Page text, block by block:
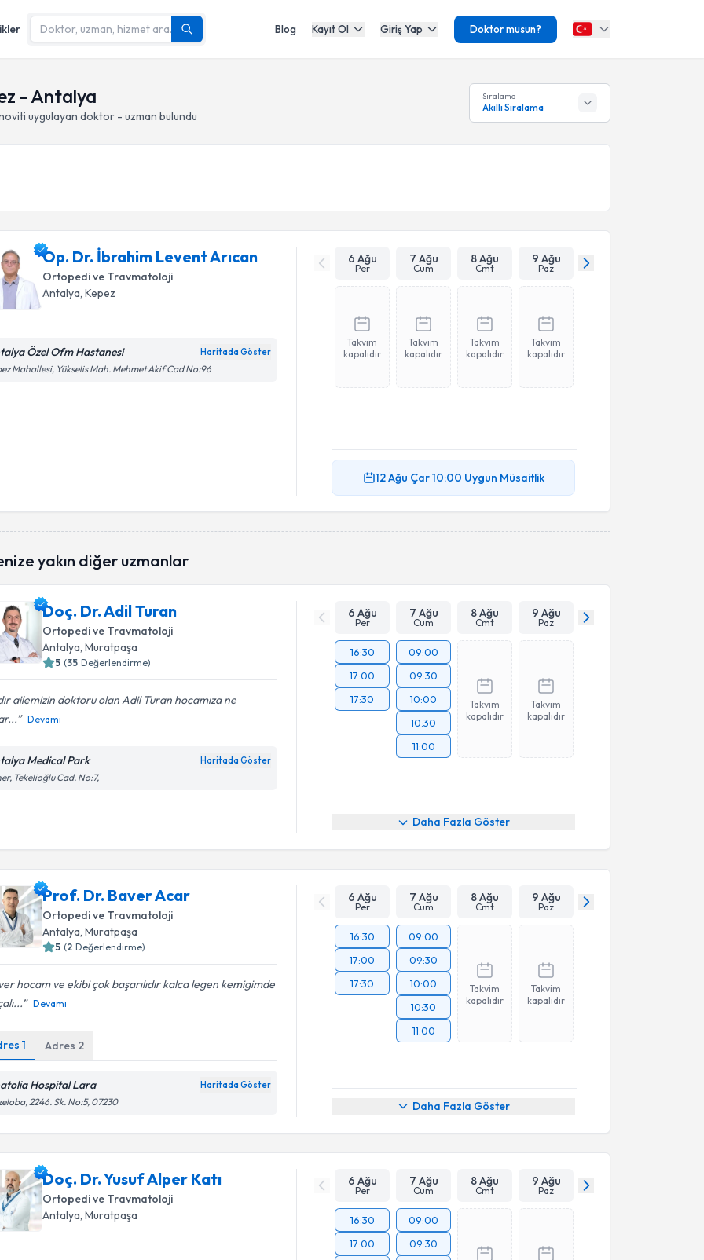
Blog Kayıt Ol Giriş Yap Doktor musun?
- Antalya
uygulayan doktor - uzman bulundu
Sıralama
Akıllı Sıralama
Op. Dr. İbrahim Levent Arıcan
Ortopedi ve Travmatoloji
Antalya, Kepez
Özel Ofm Hastanesi Haritada Göster
Mahallesi, Yükselis Mah. Mehmet Akif Cad No:96
6 Ağu
Per
7 Ağu
Cum
8 Ağu
Cmt
9 Ağu
Paz
Takvim
kapalıdır
Takvim
kapalıdır
Takvim
kapalıdır
Takvim
kapalıdır
12 Ağu Çar10:00 Uygun Müsaitlik
yakın diğer uzmanlar
Doç. Dr. Adil Turan
Ortopedi ve Travmatoloji
Antalya, Muratpaşa
5 (35 Değerlendirme)
ailemizin doktoru olan Adil Turan hocamıza ne
Devamı
Medical Park Haritada Göster
Tekelioğlu Cad. No:7,
6 Ağu
Per
7 Ağu
Cum
8 Ağu
Cmt
9 Ağu
Paz
16:30
17:00
17:30
09:00
09:30
10:00
10:30
11:00
Takvim
kapalıdır
Takvim
kapalıdır
Daha Fazla Göster
Prof. Dr. Baver Acar
Ortopedi ve Travmatoloji
Antalya , Muratpaşa
5 (2 Değerlendirme)
hocam ve ekibi çok başarılıdır kalca legen kemigimde
Devamı
1 Adres 2
Hospital Lara Haritada Göster
2246. Sk. No:5, 07230
6 Ağu
Per
7 Ağu
Cum
8 Ağu
Cmt
9 Ağu
Paz
16:30
17:00
17:30
09:00
09:30
10:00
10:30
11:00
Takvim
kapalıdır
Takvim
kapalıdır
Daha Fazla Göster
Doç. Dr. Yusuf Alper Katı
Ortopedi ve Travmatoloji
Antalya, Muratpaşa
6 Ağu
Per
7 Ağu
Cum
8 Ağu
Cmt
9 Ağu
Paz
16:30
17:00
09:00
09:30